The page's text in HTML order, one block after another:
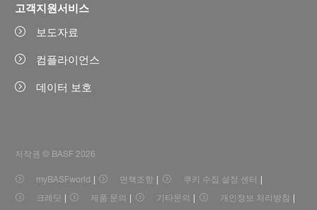
고객지원서비스
보도자료
컴플라이언스
데이터 보호
저작권 © BASF 2026
myBASFworld 면책조항
쿠키 수집 설정 센터
크레딧
제품 문의 기타문의 개인정보 처리방침